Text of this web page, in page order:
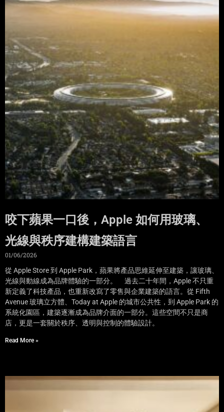
咬下蘋果一口後，Apple 如何用玻璃、
光線與秩序建構建築語言
01/06/2026
從 Apple Store 到 Apple Park，蘋果將產品思維延伸至建築，讓玻璃、
光線與動線成為品牌體驗的一部分。 過去二十年間，Apple 不只重
新定義了科技產品，也重新改寫了零售與企業建築的語言。從 Fifth
Avenue 玻璃立方體、Today at Apple 的城市公共性，到 Apple Park 的
系統化園區，建築逐漸成為品牌介面的一部分。這些空間不只是商
店，更是一套關於秩序、透明與控制的體驗設計。
Read More »